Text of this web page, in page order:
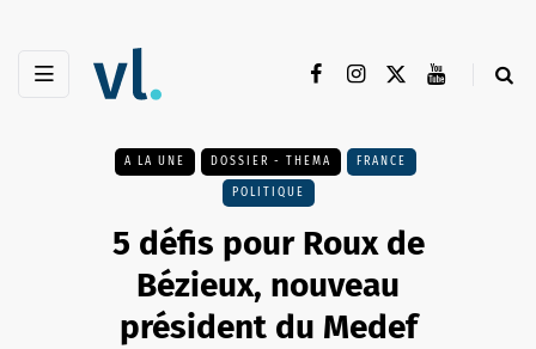
A LA UNE DOSSIER - THEMA FRANCE
POLITIQUE
5 défis pour Roux de
Bézieux, nouveau
président du Medef